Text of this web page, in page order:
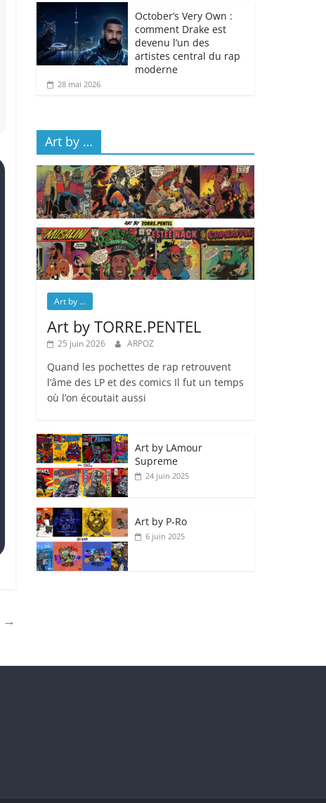
→
October’s Very Own :
comment Drake est
devenu l’un des
artistes central du rap
moderne
28 mai 2026
Art by …
Art by ...
Art by TORRE.PENTEL
25 juin 2026 ARPOZ
Quand les pochettes de rap retrouvent
l’âme des LP et des comics Il fut un temps
où l’on écoutait aussi
Art by LAmour
Supreme
24 juin 2025
Art by P‑Ro
6 juin 2025